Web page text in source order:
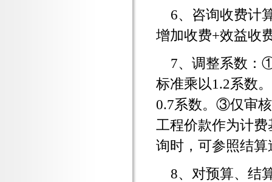
6、咨询收费计
增加收费+效益收
7、调整系数：
标准乘以1.2系数
0.7系数。③仅审
工程价款作为计
询时，可参照结
8、对预算、结